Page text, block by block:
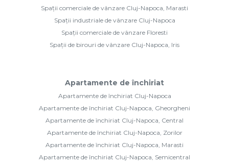
Spații comerciale de vânzare Cluj-Napoca, Marasti
Spații industriale de vânzare Cluj-Napoca
Spații comerciale de vânzare Floresti
Spații de birouri de vânzare Cluj-Napoca, Iris
Apartamente de închiriat
Apartamente de închiriat Cluj-Napoca
Apartamente de închiriat Cluj-Napoca, Gheorgheni
Apartamente de închiriat Cluj-Napoca, Central
Apartamente de închiriat Cluj-Napoca, Zorilor
Apartamente de închiriat Cluj-Napoca, Marasti
Apartamente de închiriat Cluj-Napoca, Semicentral